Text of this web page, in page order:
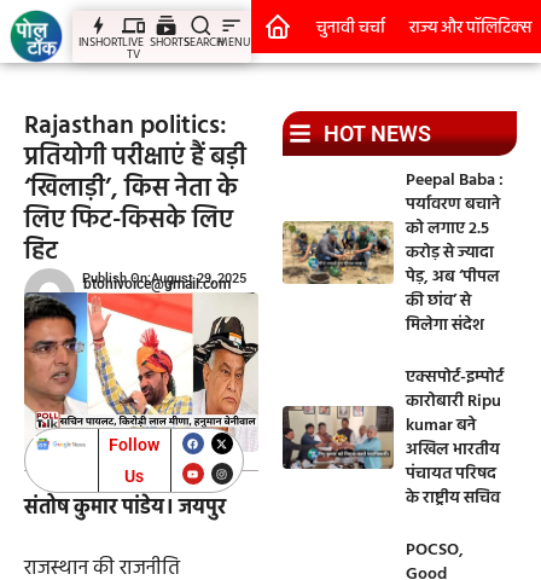
INSHORTLIVE
TV
SHORTSSEARCHMENU
चुनावी चर्चा राज्य और पॉलिटिक्स
Rajasthan politics:
प्रतियोगी परीक्षाएं हैं बड़ी
‘खिलाड़ी’, किस नेता के
लिए फिट-किसके लिए
हिट
btohivoice@gmail.com
Publish On:August 29, 2025
Follow
Us
संतोष कुमार पांडेय। जयपुर
राजस्थान की राजनीति
HOT NEWS
Peepal Baba :
पर्यावरण बचाने
को लगाए 2.5
करोड़ से ज्यादा
पेड़, अब ‘पीपल
की छांव’ से
मिलेगा संदेश
एक्सपोर्ट-इम्पोर्ट
कारोबारी Ripu
kumar बने
अखिल भारतीय
पंचायत परिषद
के राष्ट्रीय सचिव
POCSO,